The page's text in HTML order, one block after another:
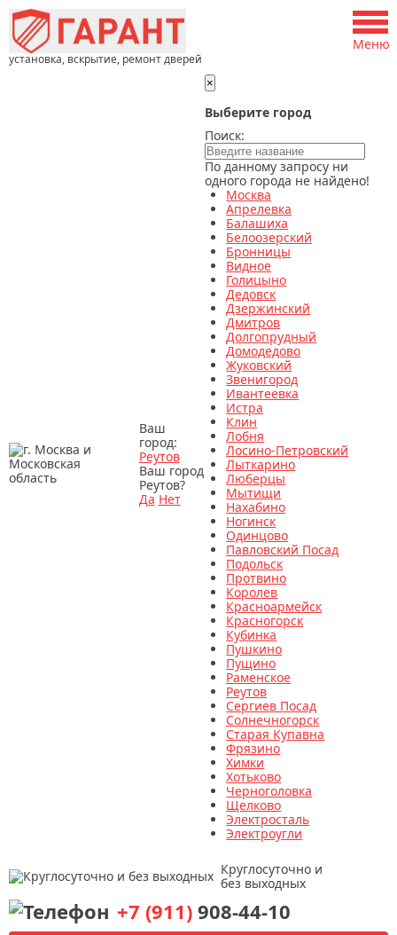
установка, вскрытие, ремонт дверей
Ваш
город:
Реутов
Ваш город
Реутов?
Да Нет
×
Выберите город
Поиск:
По данному запросу ни
одного города не найдено!
Москва
Апрелевка
Балашиха
Белоозерский
Бронницы
Видное
Голицыно
Дедовск
Дзержинский
Дмитров
Долгопрудный
Домодедово
Жуковский
Звенигород
Ивантеевка
Истра
Клин
Лобня
Лосино-Петровский
Лыткарино
Люберцы
Мытищи
Нахабино
Ногинск
Одинцово
Павловский Посад
Подольск
Протвино
Королев
Красноармейск
Красногорск
Кубинка
Пушкино
Пущино
Раменское
Реутов
Сергиев Посад
Солнечногорск
Старая Купавна
Фрязино
Химки
Хотьково
Черноголовка
Щелково
Электросталь
Электроугли
Круглосуточно и
без выходных
+7 (911) 908-44-10
Меню